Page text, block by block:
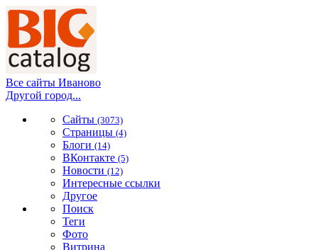
Все сайты Иваново
Другой город...
Сайты (3073)
Страницы (4)
Блоги (14)
ВКонтакте (5)
Новости (12)
Интересные ссылки
Другое
Поиск
Теги
Фото
Витрина